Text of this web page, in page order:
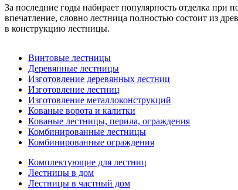
За последние годы набирает популярность отделка при
впечатление, словно лестница полностью состоит из
в конструкцию лестницы.
Винтовые лестницы
Деревянные лестницы
Изготовление деревянных лестниц
Изготовление лестниц
Изготовление металлоконструкций
Кованые ворота и калитки
Кованые лестницы, перила, ограждения
Комбинированные лестницы
Комбинированные ограждения
Комплектующие для лестниц
Лестницы в дом
Лестницы в частный дом